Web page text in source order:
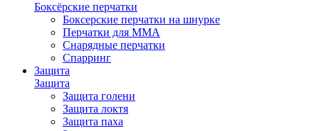
Боксёрские перчатки
Боксерские перчатки на шнурке
Перчатки для ММА
Снарядные перчатки
Спарринг
Защита
Защита
Защита голени
Защита локтя
Защита паха